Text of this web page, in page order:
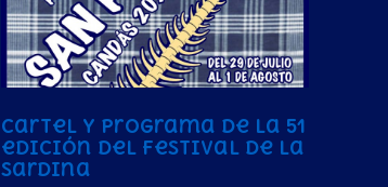
Cartel y programa de la 51
edición del festival de la
sardina